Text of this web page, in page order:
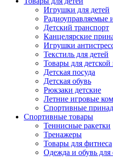
Игрушки для детей
Радиоуправляемые
Детский транспорт
Канцелярские
Игрушки
Текстиль для детей
Товары для
Детская посуда
Детская обувь
Рюкзаки детские
Летние игровые
Спортивные
Спортивные товары
Теннисные ракетки
Тренажеры
Товары для фитнеса
Одежда и обувь для